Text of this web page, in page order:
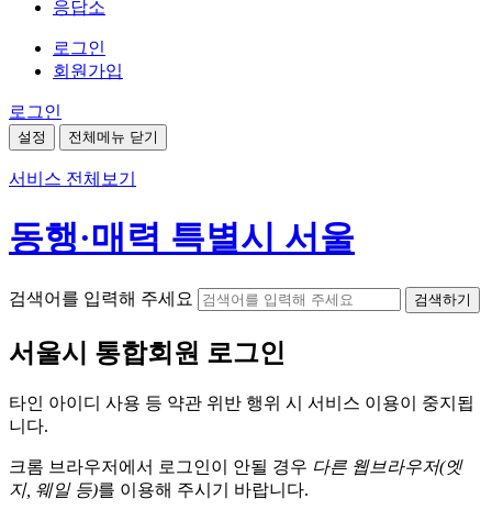
응답소
로그인
회원가입
로그인
설정 전체메뉴 닫기
서비스 전체보기
동행·매력 특별시 서울
검색어를 입력해 주세요 검색하기
서울시 통합회원 로그인
타인 아이디 사용 등 약관 위반 행위 시 서비스 이용이 중지됩
니다.
크롬 브라우저에서 로그인이 안될 경우 다른 웹브라우저(엣
지, 웨일 등)를 이용해 주시기 바랍니다.